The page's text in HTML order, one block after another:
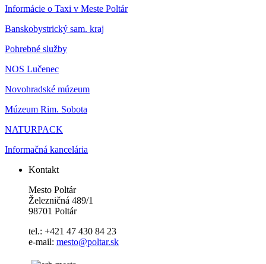
Informácie o Taxi v Meste Poltár
Banskobystrický sam. kraj
Pohrebné služby
NOS Lučenec
Novohradské múzeum
Múzeum Rim. Sobota
NATURPACK
Informačná kancelária
Kontakt
Mesto Poltár
Železničná 489/1
98701 Poltár
tel.: +421 47 430 84 23
e-mail: mesto@poltar.sk